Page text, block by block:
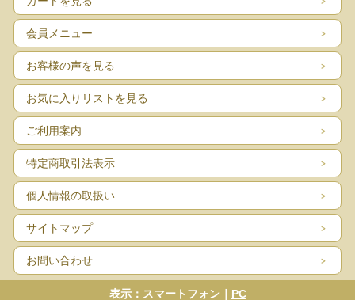
会員メニュー
お客様の声を見る
お気に入りリストを見る
ご利用案内
特定商取引法表示
個人情報の取扱い
サイトマップ
お問い合わせ
表示：スマートフォン｜ PC